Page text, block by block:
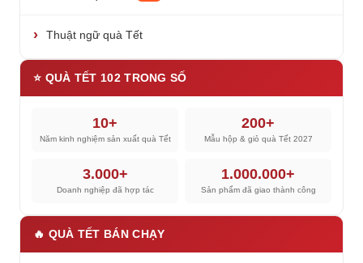
Thuật ngữ quà Tết
⭐ QUÀ TẾT 102 TRONG SỐ
10+
Năm kinh nghiệm sản xuất quà Tết
200+
Mẫu hộp & giỏ quà Tết 2027
3.000+
Doanh nghiệp đã hợp tác
1.000.000+
Sản phẩm đã giao thành công
🔥 QUÀ TẾT BÁN CHẠY